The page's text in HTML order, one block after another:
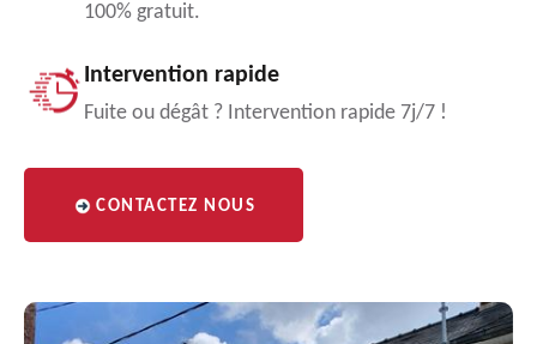
100% gratuit.
Intervention rapide
Fuite ou dégât ? Intervention rapide 7j/7 !
CONTACTEZ NOUS